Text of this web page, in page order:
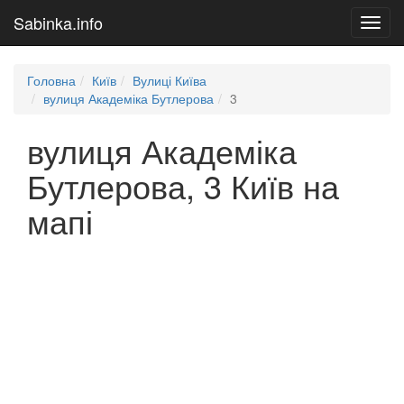
Sabinka.info
Головна Київ
Вулиці Київа
вулиця Академіка Бутлерова
3
вулиця Академіка
Бутлерова, 3 Київ на
мапі